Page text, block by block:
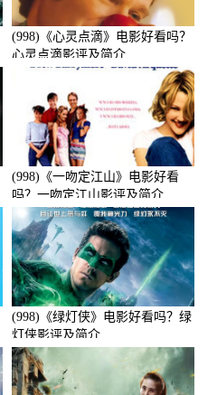
(998)《心灵点滴》电影好看吗？
心灵点滴影评及简介
(998)《一吻定江山》电影好看
吗？一吻定江山影评及简介
(998)《绿灯侠》电影好看吗？绿
灯侠影评及简介